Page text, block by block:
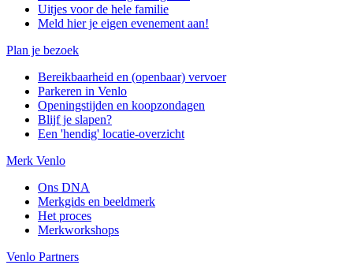
Uitjes voor de hele familie
Meld hier je eigen evenement aan!
Plan je bezoek
Bereikbaarheid en (openbaar) vervoer
Parkeren in Venlo
Openingstijden en koopzondagen
Blijf je slapen?
Een 'hendig' locatie-overzicht
Merk Venlo
Ons DNA
Merkgids en beeldmerk
Het proces
Merkworkshops
Venlo Partners